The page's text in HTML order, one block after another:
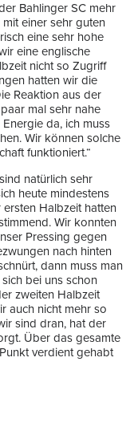
Bahlinger SC mehr
einer sehr guten
eine sehr hohe
eine englische
nicht so Zugriff
hatten wir die
Reaktion aus der
mal sehr nahe
da, ich muss
Wir können solche
funktioniert.“
natürlich sehr
heute mindestens
Halbzeit hatten
Wir konnten
Pressing gegen
nach hinten
dann muss man
bei uns schon
zweiten Halbzeit
auch nicht mehr so
sind dran, hat der
Über das gesamte
verdient gehabt